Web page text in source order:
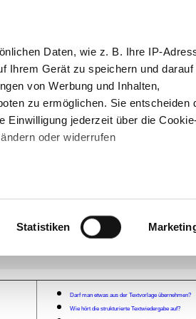
Daten, wie z. B. Ihre IP-
Ihrem Gerät zu speichern und
von Werbung und Inhalten,
zu ermöglichen. Sie entscheiden
Einwilligung jederzeit über die
oder widerrufen
Merkmalen (Fingerprinting)
Funktionen für
zu analysieren. Außerdem geben
Statistiken
-Pädagogik - Psychologie
man auf teachSam-So
Form muss ich
KONTINUIERLICHE
TEXTWIEDERGABE Didaktische und methodische
▪Bausteine ►Häufig gestellte Fragen (FAQ's) ]
Fach Deutsch
Darf man etwas aus der Textvorlage übernehmen?
Wie hört die strukturierte Textwiedergabe auf?